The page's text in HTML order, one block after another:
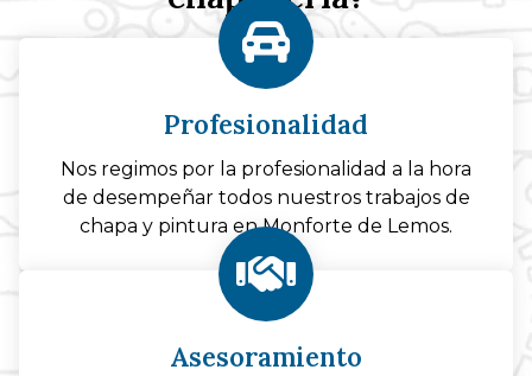
Profesionalidad
Nos regimos por la profesionalidad a la hora
de desempeñar todos nuestros trabajos de
chapa y pintura en Monforte de Lemos.
Asesoramiento